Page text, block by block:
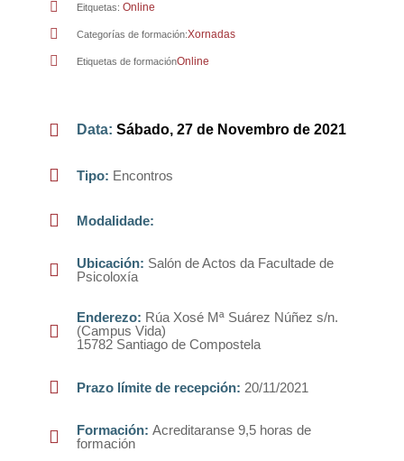
Eitquetas: Online
Categorías de formación:Xornadas
Etiquetas de formaciónOnline
Data: Sábado, 27 de Novembro de 2021
Tipo: Encontros
Modalidade:
Ubicación: Salón de Actos da Facultade de
Psicoloxía
Enderezo: Rúa Xosé Mª Suárez Núñez s/n.
(Campus Vida)
15782 Santiago de Compostela
Prazo límite de recepción: 20/11/2021
Formación: Acreditaranse 9,5horas de
formación